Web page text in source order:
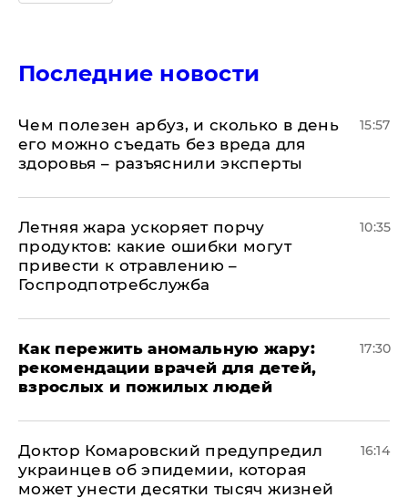
Последние новости
Чем полезен арбуз, и сколько в день
его можно съедать без вреда для
здоровья – разъяснили эксперты
15:57
Летняя жара ускоряет порчу
продуктов: какие ошибки могут
привести к отравлению –
Госпродпотребслужба
10:35
Как пережить аномальную жару:
рекомендации врачей для детей,
взрослых и пожилых людей
17:30
Доктор Комаровский предупредил
украинцев об эпидемии, которая
может унести десятки тысяч жизней
16:14